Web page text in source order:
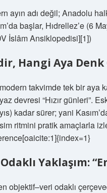
ayın adı değil; Anadolu
başlar, Hıdrellez’e (6
İslâm Ansiklopedisi][1])
Hangi Aya
modern takvimde tek bir aya
devresi “Hızır günleri”.
kadar sürer; yani
ritmini pratik amaçlarla
Yaklaşım:
objektif–veri odaklı